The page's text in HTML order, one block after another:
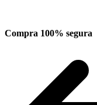
Compra 100% segura